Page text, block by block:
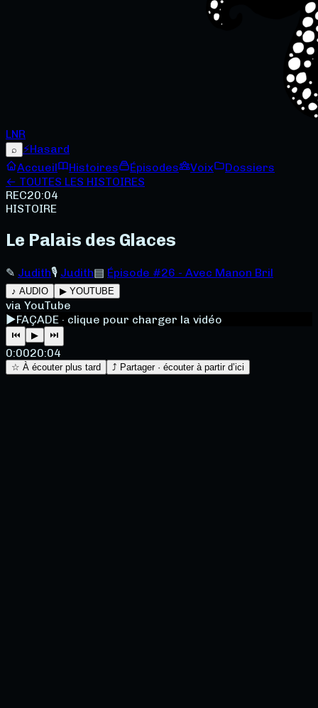
LNR
⌕ ⚡Hasard
Accueil
Histoires Épisodes Voix
Dossiers
← TOUTES LES HISTOIRES
REC20:04
HISTOIRE
Le Palais des Glaces
✎ Judith🎙 Judith▤ Épisode #26 - Avec Manon Bril
♪ AUDIO ▶ YOUTUBE
via YouTube
▶FAÇADE · clique pour charger la vidéo
⏮ ▶ ⏭
0:0020:04
☆ À écouter plus tard ⤴ Partager · écouter à partir d’ici